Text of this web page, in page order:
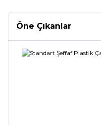
Öne Çıkanlar